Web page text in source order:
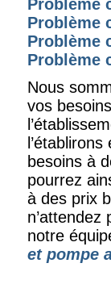
Problème
Problème
Problème
Problème
Nous
vos
besoins à
pourrez
à des prix
n’attendez
notre
et pompe